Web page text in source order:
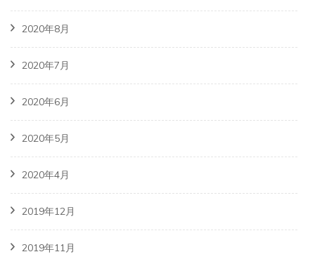
2020年8月
2020年7月
2020年6月
2020年5月
2020年4月
2019年12月
2019年11月